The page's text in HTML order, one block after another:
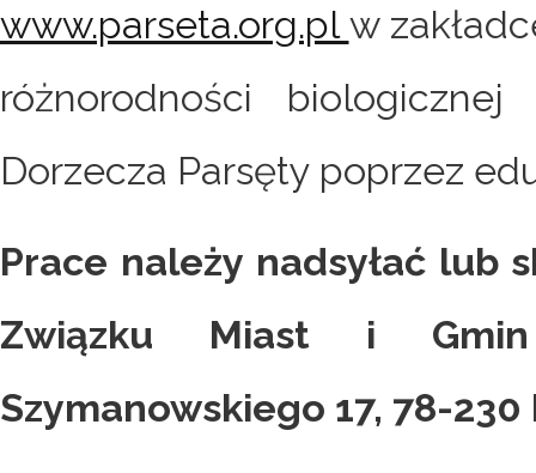
www.parseta.org.plw
różnorodności
Dorzecza Parsęty poprzez
Prace należy nadsyłać lub
Związku Miast i
Szymanowskiego 17, 78-230